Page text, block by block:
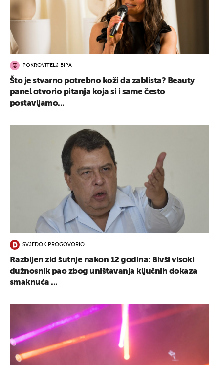
POKROVITELJ BIPA
Što je stvarno potrebno koži da zablista? Beauty
panel otvorio pitanja koja si i same često
postavljamo...
SVJEDOK PROGOVORIO
Razbijen zid šutnje nakon 12 godina: Bivši visoki
dužnosnik pao zbog uništavanja ključnih dokaza
smaknuća ...